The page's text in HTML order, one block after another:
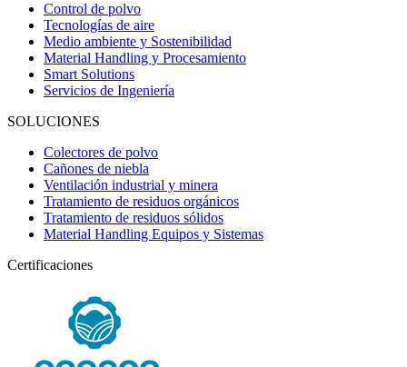
Control de polvo
Tecnologías de aire
Medio ambiente y Sostenibilidad
Material Handling y Procesamiento
Smart Solutions
Servicios de Ingeniería
SOLUCIONES
Colectores de polvo
Cañones de niebla
Ventilación industrial y minera
Tratamiento de residuos orgánicos
Tratamiento de residuos sólidos
Material Handling Equipos y Sistemas
Certificaciones